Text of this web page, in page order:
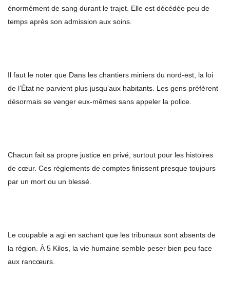
énormément de sang durant le trajet. Elle est décédée peu de
temps après son admission aux soins.
Il faut le noter que Dans les chantiers miniers du nord-est, la loi
de l’État ne parvient plus jusqu’aux habitants. Les gens préfèrent
désormais se venger eux-mêmes sans appeler la police.
Chacun fait sa propre justice en privé, surtout pour les histoires
de cœur. Ces règlements de comptes finissent presque toujours
par un mort ou un blessé.
Le coupable a agi en sachant que les tribunaux sont absents de
la région. À 5 Kilos, la vie humaine semble peser bien peu face
aux rancœurs.